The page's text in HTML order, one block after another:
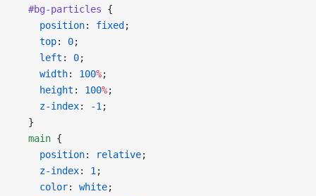
  #bg-particles
{
    position
: fixed ;
    top
: 0;
    left
: 0;
    width
: 100%;
    height
: 100%;
    z-index
: -1 ;
  }
  main
{
    position
: relative;
    z-index
: 1 ;
    color
: white;